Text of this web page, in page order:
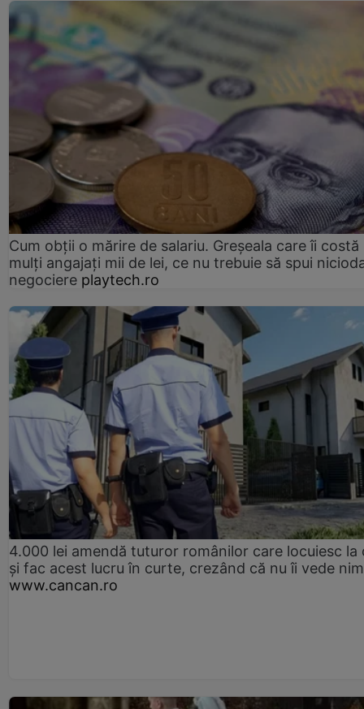
Cum obții o mărire de salariu. Greșeala care îi costă
mulți angajați mii de lei, ce nu trebuie să spui
negociere playtech.ro
4.000 lei amendă tuturor românilor care locuiesc la
și fac acest lucru în curte, crezând că nu îi vede
www.cancan.ro